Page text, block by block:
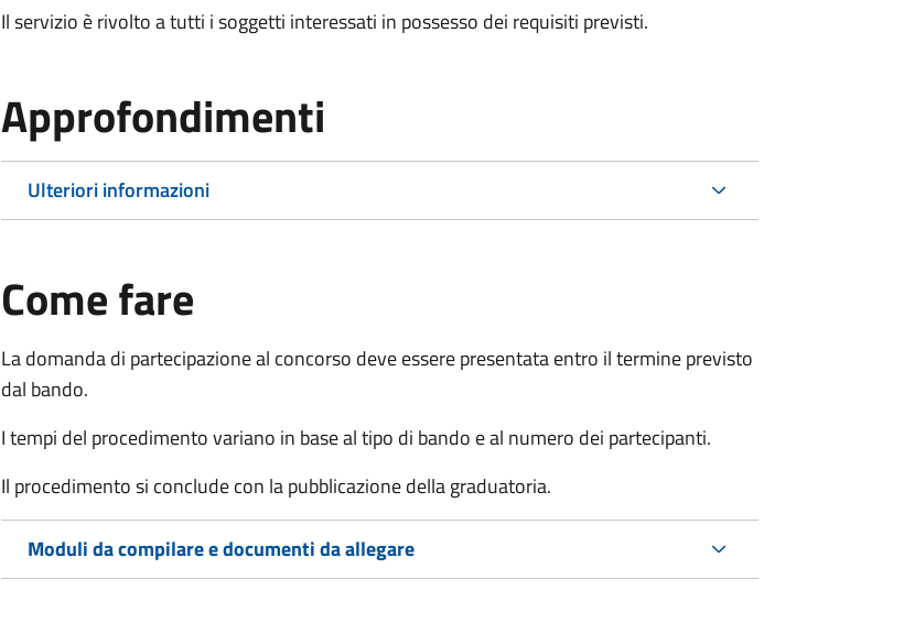
Il servizio è rivolto a tutti i soggetti interessati in possesso dei requisiti previsti.
Approfondimenti
Ulteriori informazioni
Come fare
La domanda di partecipazione al concorso deve essere presentata entro il termine previsto
dal bando.
I tempi del procedimento variano in base al tipo di bando e al numero dei partecipanti.
Il procedimento si conclude con la pubblicazione della graduatoria.
Moduli da compilare e documenti da allegare